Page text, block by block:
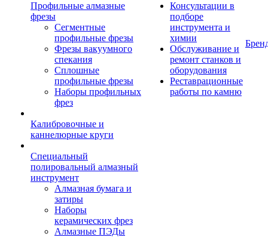
Профильные алмазные
фрезы
Сегментные
профильные фрезы
Фрезы вакуумного
спекания
Сплошные
профильные фрезы
Наборы профильных
фрез
Калибровочные и
каннелюрные круги
Специальный
полировальный алмазный
инструмент
Алмазная бумага и
затиры
Наборы
керамических фрез
Алмазные ПЭДы
Консультации в
подборе
инструмента и
химии
Обслуживание и
ремонт станков и
оборудования
Реставрационные
работы по камню